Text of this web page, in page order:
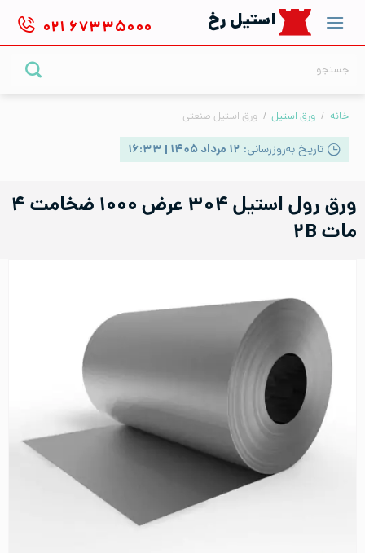
content
استیل رخ ۰۲۱ ۶۷۳۳۵۰۰۰
خانه / ورق استیل / ورق استیل صنعتی
تاریخ به‌روزرسانی: ۱۲ مرداد ۱۴۰۵ | ۱۶:۳۳
ورق رول استیل ۳۰۴ عرض ۱۰۰۰ ضخامت ۴
مات ۲B